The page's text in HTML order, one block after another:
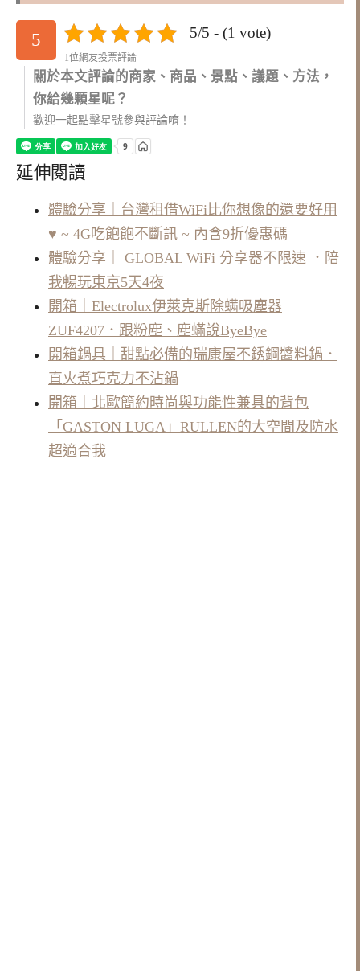
5 5/5 - (1 vote)
1位網友投票評論
關於本文評論的商家、商品、景點、議題、方法，
你給幾顆星呢？
歡迎一起點擊星號參與評論唷！
延伸閱讀
體驗分享｜台灣租借WiFi比你想像的還要好用
♥ ~ 4G吃飽飽不斷訊 ~ 內含9折優惠碼
體驗分享｜ GLOBAL WiFi 分享器不限速 ．陪
我暢玩東京5天4夜
開箱｜Electrolux伊萊克斯除螨吸塵器
ZUF4207．跟粉塵、塵蟎說ByeBye
開箱鍋具｜甜點必備的瑞康屋不銹鋼醬料鍋．
直火煮巧克力不沾鍋
開箱｜北歐簡約時尚與功能性兼具的背包
「GASTON LUGA」RULLEN的大空間及防水
超適合我